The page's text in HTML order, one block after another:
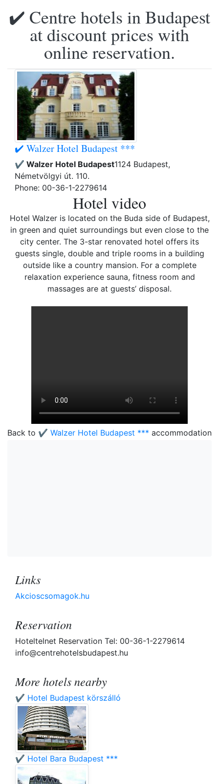
✔️ Centre hotels in Budapest
at discount prices with
online reservation.
✔️ Walzer Hotel Budapest ***
✔️ Walzer Hotel Budapest1124 Budapest,
Németvölgyi út. 110.
Phone: 00-36-1-2279614
Hotel video
Hotel Walzer is located on the Buda side of Budapest,
in green and quiet surroundings but even close to the
city center. The 3-star renovated hotel offers its
guests single, double and triple rooms in a building
outside like a country mansion. For a complete
relaxation experience sauna, fitness room and
massages are at guests’ disposal.
Back to ✔️ Walzer Hotel Budapest *** accommodation
Links
Akcioscsomagok.hu
Reservation
Hoteltelnet Reservation Tel: 00-36-1-2279614
info@centrehotelsbudapest.hu
More hotels nearby
✔️ Hotel Budapest körszálló
✔️ Hotel Bara Budapest ***